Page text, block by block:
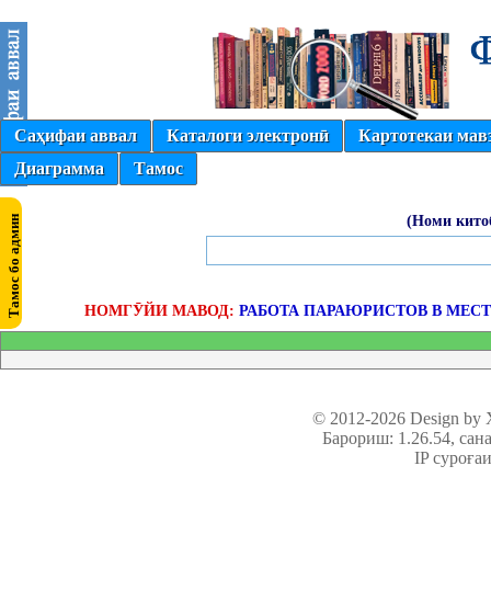
Саҳифаи аввал Каталоги электронӣ
Картотекаи
Диаграмма
Тамос
(Номи
НОМГӮЙИ МАВОД: РАБОТА ПАРАЮРИСТОВ В
© 2012-2026 Design
Барориш: 1.26.54,
IP